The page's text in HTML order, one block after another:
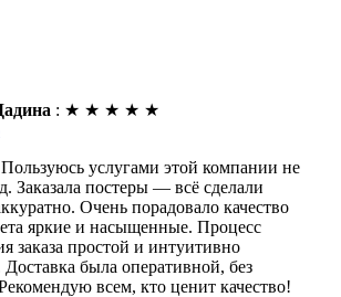
: ★ ★ ★ ★ ★
услугами этой компании не
Заказала постеры — всё сделали
Очень порадовало качество
яркие и насыщенные. Процесс
заказа простой и интуитивно
была оперативной, без
всем, кто ценит качество!